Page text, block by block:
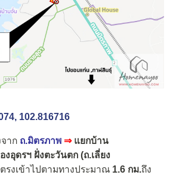
102.816716
จาก ถ.มิตรภาพ ⇒แยกบ้าน
อุดรฯ ฝั่งตะวันตก (ถ.เลี่ยง
รงเข้าไปตามทางประมาณ 1.6 กม.ถึง